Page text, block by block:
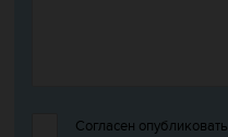
Согласен